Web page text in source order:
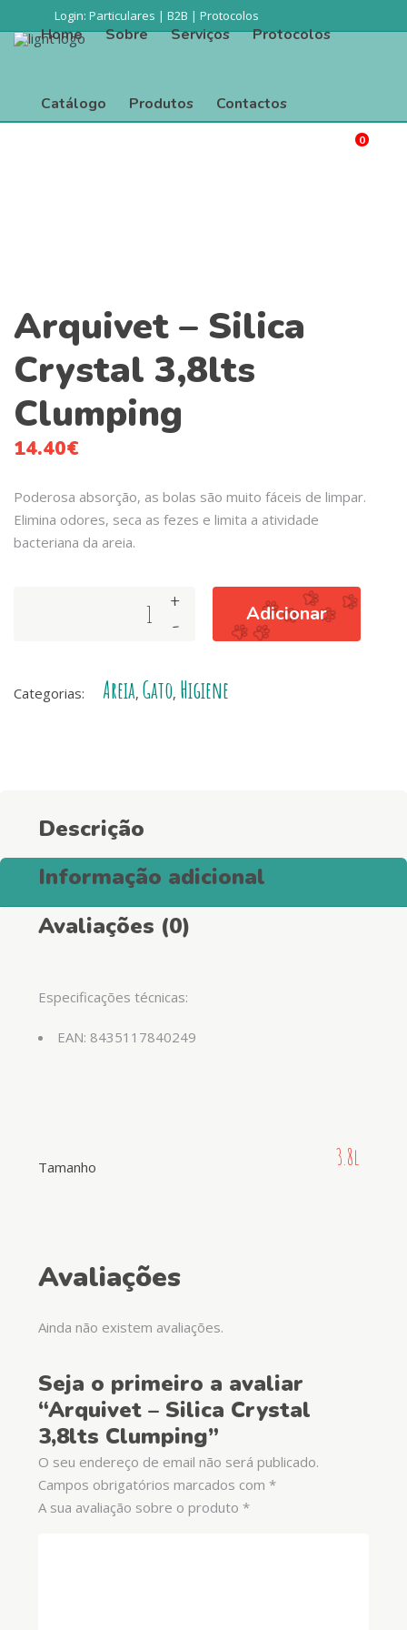
Login: Particulares | B2B | Protocolos
0
Home Sobre Serviços Protocolos
Catálogo Produtos Contactos
Arquivet – Silica
Crystal 3,8lts
Clumping
14.40€
Poderosa absorção, as bolas são muito fáceis de limpar.
Elimina odores, seca as fezes e limita a atividade
bacteriana da areia.
3,8lts
-
+ Adicionar
Categorias: Areia, Gato, Higiene
Descrição
Informação adicional
Avaliações (0)
Especificações técnicas:
EAN: 8435117840249
Tamanho 3.8l
Avaliações
Ainda não existem avaliações.
Seja o primeiro a avaliar
“Arquivet – Silica Crystal
3,8lts Clumping”
O seu endereço de email não será publicado.
Campos obrigatórios marcados com *
A sua avaliação sobre o produto *